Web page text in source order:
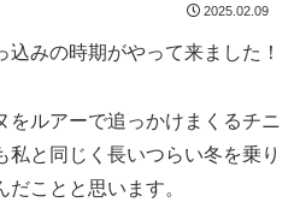
2025.02.09
みの時期がやって来ました！
をルアーで追っかけまくるチニ
私と同じく長いつらい冬を乗り
ことと思います。